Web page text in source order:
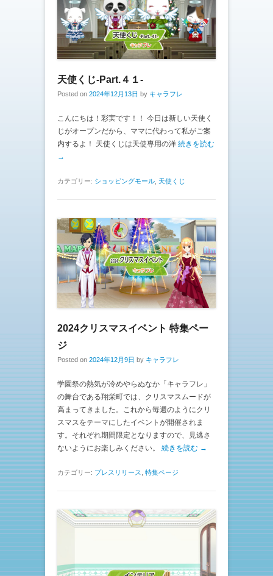
天使くじ-Part.４１-
Posted on 2024年12月13日 by キャラフレ
こんにちは！彩実です！！ 今日は新しい天使く
じがオープンだから、ママに代わって私がご案
内するよ！ 天使くじは天使専用の洋 続きを読む
→
カテゴリー: ショッピングモール 天使くじ
2024クリスマスイベント 特集ペー
ジ
Posted on 2024年12月9日 by キャラフレ
学園祭の熱気が冷めやらぬなか「キャラフレ」
の舞台である翔栄町では、クリスマスムードが
高まってきました。これから毎週のようにクリ
スマスをテーマにしたイベントが開催されま
す。それぞれ期間限定となりますので、見逃さ
ないようにお楽しみください。 続きを読む →
カテゴリー: プレスリリース 特集ページ